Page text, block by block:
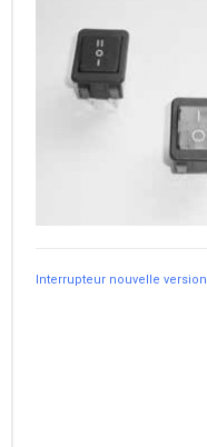
Interrupteur nouvelle version